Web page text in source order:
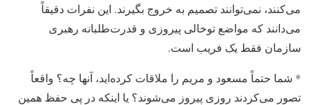
می‌کنند، نمی‌توانند تصمیم به خروج بگیرند. این نفرات دقیقاً
می‌دانند که مواضع توخالی پیروزی و قدرت‌طلبانه رهبری
سازمان فقط یک فریب است.
* شما حتماً مسعود و مریم را ملاقات کرده‌اید، آنها چه؟ واقعاً
تصور می‌کردند روزی پیروز می‌شوند؟ یا اینکه در پی حفظ همین